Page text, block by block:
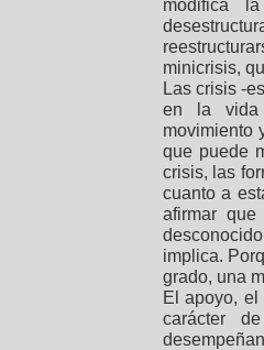
modifica
minicrisis,
Las crisis -
en la vida
movimiento
que puede
crisis, las
cuanto a
afirmar
implica.
grado, una
El apoyo,
carácter